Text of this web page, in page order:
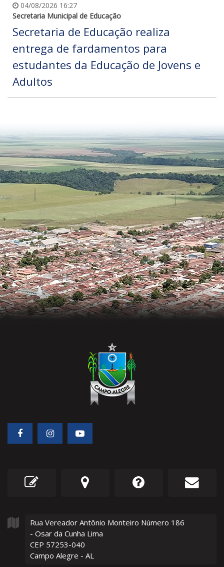
04/08/2026 16:27
Secretaria Municipal de Educação
Secretaria de Educação realiza
entrega de fardamentos para
estudantes da Educação de Jovens e
Adultos
Rua Vereador Antônio Monteiro Número 186
- Osar da Cunha Lima
CEP 57253-040
Campo Alegre - AL